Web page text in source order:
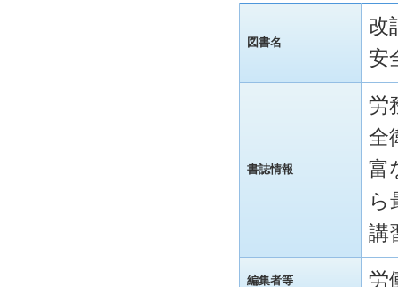
図書名
改
安
書誌情報
労
全
富
ら
講
編集者等 労